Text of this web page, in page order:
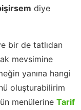
diye
bir de tatlıdan
mevsimine
yanına hangi
oluşturabilirim
menülerine Tarif